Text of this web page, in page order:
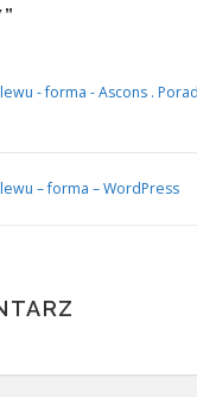
”
- forma - Ascons .
– forma – WordPress